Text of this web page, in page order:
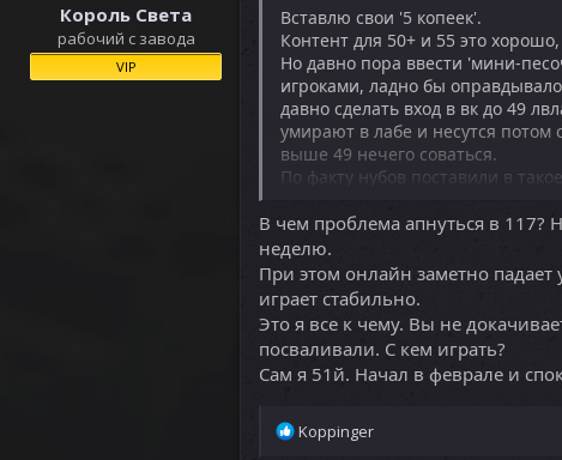
Король Света
рабочий с завода
VIP
Вставлю свои '5 копеек'.
Контент для 50+ и 55 это
Но давно пора ввести 'мини-
игроками, ладно бы
давно сделать вход в вк до 49
умирают в лабе и несутся потом
выше 49 нечего соваться.
По факту нубов поставили в
И эта проблема не возникла
В чем проблема апнуться в 117?
неделю.
При этом онлайн заметно падает
играет стабильно.
Это я все к чему. Вы не
посваливали. С кем играть?
Сам я 51й. Начал в феврале и
Р
Koppinger